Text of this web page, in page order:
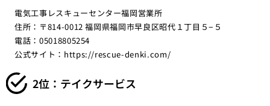
電気工事レスキューセンター福岡営業所
住所：〒814-0012 福岡県福岡市早良区昭代１丁目５−５
電話：05018805254
公式サイト： https://rescue-denki.com/
2位：テイクサービス